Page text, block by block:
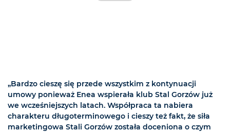
„Bardzo cieszę się przede wszystkim z kontynuacji
umowy ponieważ Enea wspierała klub Stal Gorzów już
we wcześniejszych latach. Współpraca ta nabiera
charakteru długoterminowego i cieszy też fakt, że siła
marketingowa Stali Gorzów została doceniona o czym